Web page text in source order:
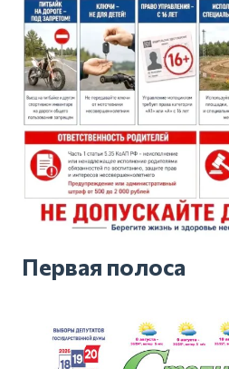
Первая полоса